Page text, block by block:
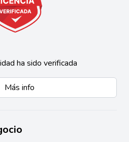
ha sido verificada
Más info